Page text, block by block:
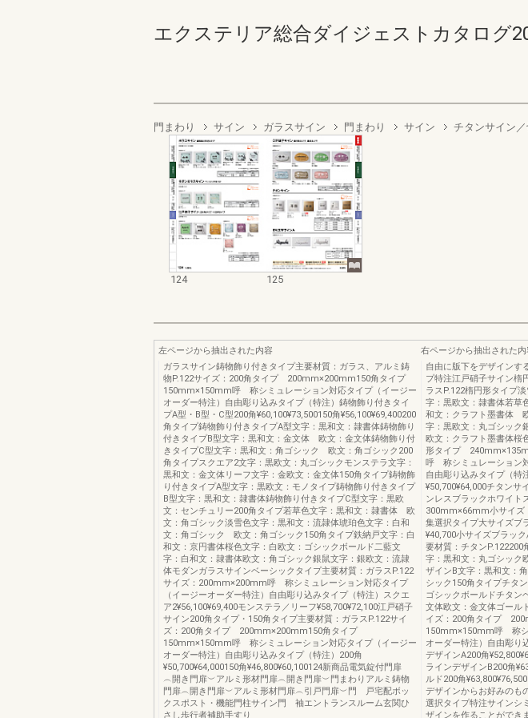
エクステリア総合ダイジェストカタログ
門まわり サイン ガラスサイン 門まわり サイン チタンサイン
124 125
左ページから抽出された内容
ガラスサイン鋳物飾り付きタイプ主要材質：ガラス、アルミ鋳
物P.122サイズ：200角タイプ 200mm×200mm150角タイプ
150mm×150mm呼 称シミュレーション対応タイプ（イージー
オーダー特注）自由彫り込みタイプ（特注）鋳物飾り付きタイ
プA型・B型・C型200角¥60,100¥73,500150角¥56,100¥69,400200
角タイプ鋳物飾り付きタイプA型文字：黒和文：隷書体鋳物飾り
付きタイプB型文字：黒和文：金文体 欧文：金文体鋳物飾り付
きタイプC型文字：黒和文：角ゴシック 欧文：角ゴシック200
角タイプスクエア2文字：黒欧文：丸ゴシックモンステラ文字：
黒和文：金文体リーフ文字：金欧文：金文体150角タイプ鋳物飾
り付きタイプA型文字：黒欧文：モノタイプ鋳物飾り付きタイプ
B型文字：黒和文：隷書体鋳物飾り付きタイプC型文字：黒欧
文：センチュリー200角タイプ若草色文字：黒和文：隷書体 欧
文：角ゴシック淡雪色文字：黒和文：流隷体琥珀色文字：白和
文：角ゴシック 欧文：角ゴシック150角タイプ鉄納戸文字：白
和文：京円書体桜色文字：白欧文：ゴシックボールド二藍文
字：白和文：隷書体欧文：角ゴシック銀鼠文字：銀欧文：流隷
体モダンガラスサインベーシックタイプ主要材質：ガラスP.122
サイズ：200mm×200mm呼 称シミュレーション対応タイプ
（イージーオーダー特注）自由彫り込みタイプ（特注）スクエ
ア2¥56,100¥69,400モンステラ／リーフ¥58,700¥72,100江戸硝子
サイン200角タイプ・150角タイプ主要材質：ガラスP.122サイ
ズ：200角タイプ 200mm×200mm150角タイプ
150mm×150mm呼 称シミュレーション対応タイプ（イージー
オーダー特注）自由彫り込みタイプ（特注）200角
¥50,700¥64,000150角¥46,800¥60,100124新商品電気錠付門扉
︵開き門扉︶アルミ形材門扉︵開き門扉︶門まわりアルミ鋳物
門扉︵開き門扉︶アルミ形材門扉︵引戸門扉︶門 戸宅配ボッ
クスポスト・機能門柱サイン門 袖エントランスルーム玄関ひ
さし歩行者補助手すり
右ページから抽出された内
自由に版下をデザインす
プ特注江戸硝子サイン楕
ラスP.122楕円形タイプ
字：黒欧文：隷書体若草
和文：クラフト墨書体
字：黒欧文：丸ゴシック
欧文：クラフト墨書体桜
形タイプ
呼 称シミュレーション
自由彫り込みタイプ（特
¥50,700¥64,000チタンサ
ンレスブラックホワイ
300mm×66mm小サイ
集選択タイプ大サイズブ
¥40,700小サイズブラッ
要材質：チタンP.122200
字：黒和文：丸ゴシック
ザインB文字：黒和文：
シック150角タイプチタ
ゴシックボールドチタン
文体欧文：金文体ゴール
イズ：200角タイプ
150mm×150mm呼 称シ
オーダー特注）自由彫り
デザインA200角
ラインデザインB200角
ルド200角
デザインからお好みのも
選択タイプ特注サインシ
ザインを作ることができ